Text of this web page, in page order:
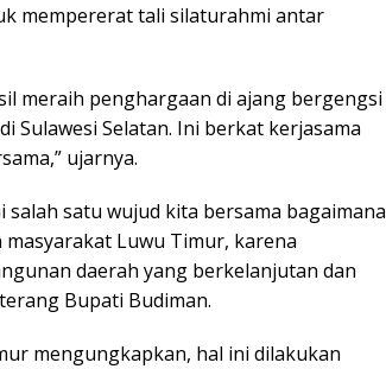
mempererat tali silaturahmi antar
meraih penghargaan di ajang bergengsi
Sulawesi Selatan. Ini berkat kerjasama
ujarnya.
satu wujud kita bersama bagaimana
Luwu Timur, karena
daerah yang berkelanjutan dan
Bupati Budiman.
mengungkapkan, hal ini dilakukan